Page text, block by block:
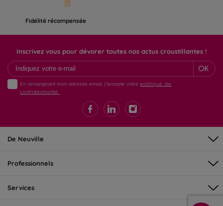
Fidélité récompensée
Inscrivez vous pour dévorer toutes nos actus croustillantes !
OK
En renseignant mon adresse email, j'accepte votre politique de
confidentialité.
De Neuville
Professionnels
Services